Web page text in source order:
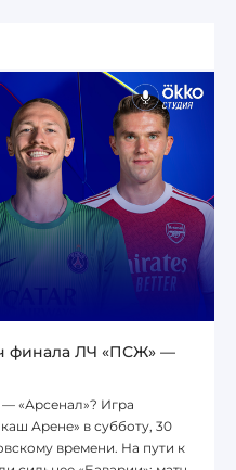
финала ЛЧ «ПСЖ» —
«Арсенал»? Игра
Арене» в субботу, 30
времени. На пути к